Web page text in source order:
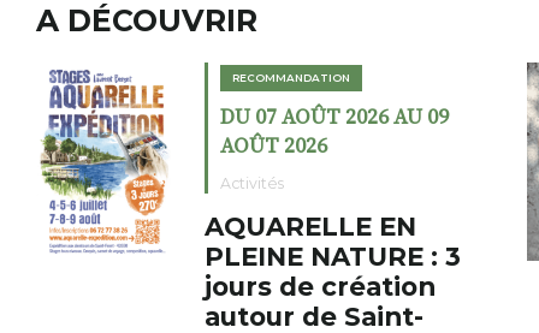
A DÉCOUVRIR
RECOMMANDATION
DU 02 AOÛT 2026 AU 23
AOÛT 2026
Expositions
Cochon charbon au
fumoir
Le Fumoir est une sorte de
cabinet de curiosités. Son